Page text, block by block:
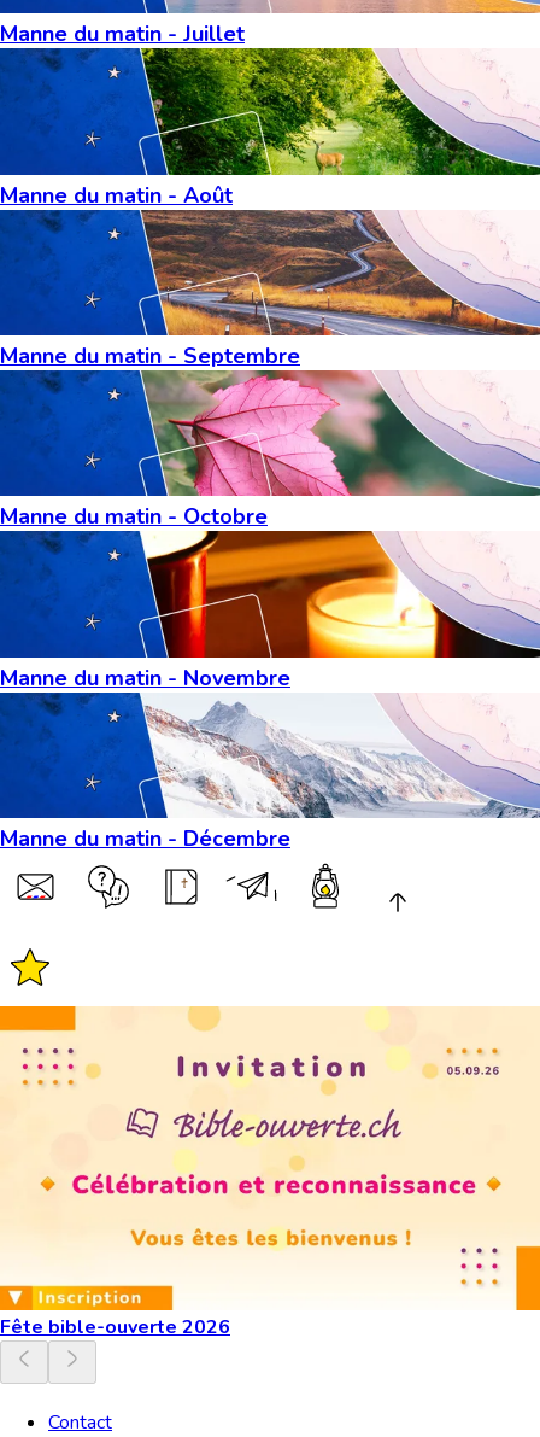
Manne du matin - Juillet
Manne du matin - Août
Manne du matin - Septembre
Manne du matin - Octobre
Manne du matin - Novembre
Manne du matin - Décembre
Fête bible-ouverte 2026
Contact